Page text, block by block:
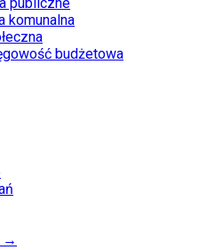
komunalna
budżetowa
→